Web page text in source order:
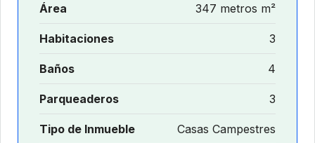
Área 347 metros m²
Habitaciones 3
Baños 4
Parqueaderos 3
Tipo de Inmueble Casas Campestres